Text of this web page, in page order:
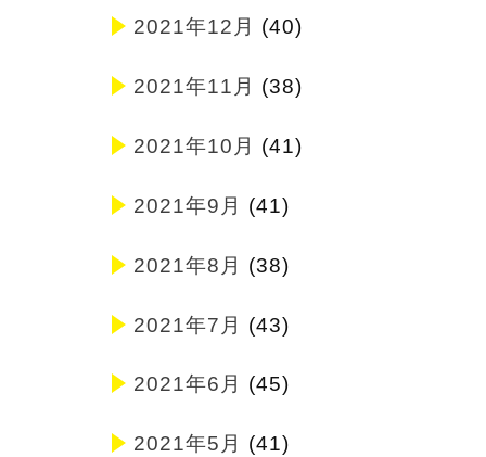
2021年12月 (40)
2021年11月 (38)
2021年10月 (41)
2021年9月 (41)
2021年8月 (38)
2021年7月 (43)
2021年6月 (45)
2021年5月 (41)